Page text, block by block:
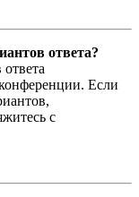
ответа?
Если
с